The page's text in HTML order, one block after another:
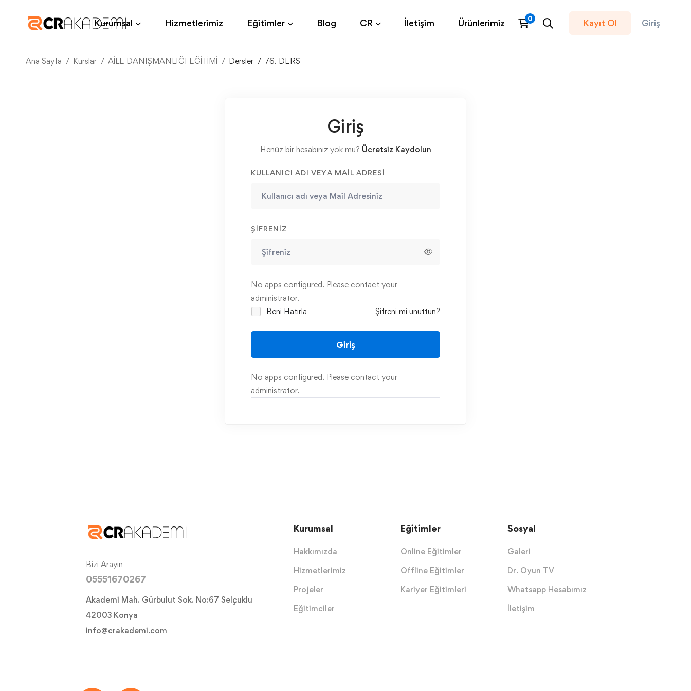
Kurumsal Hizmetlerimiz Eğitimler Blog CR İletişim Ürünlerimiz Giriş
Kayıt Ol
Ana Sayfa Kurslar AİLE DANIŞMANLIĞI EĞİTİMİ Dersler 76. DERS
Giriş
Henüz bir hesabınız yok mu? Ücretsiz Kaydolun
KULLANICI ADI VEYA MAIL ADRESI
ŞIFRENIZ
No apps configured. Please contact your
administrator.
Beni Hatırla
Şifreni mi unuttun?
Giriş
No apps configured. Please contact your
administrator.
Bizi Arayın
05551670267
Akademi Mah. Gürbulut Sok. No:67 Selçuklu
42003 Konya
info@crakademi.com
Kurumsal
Hakkımızda
Hizmetlerimiz
Projeler
Eğitimciler
Eğitimler
Online Eğitimler
Offline Eğitimler
Kariyer Eğitimleri
Sosyal
Galeri
Dr. Oyun TV
Whatsapp Hesabımız
İletişim